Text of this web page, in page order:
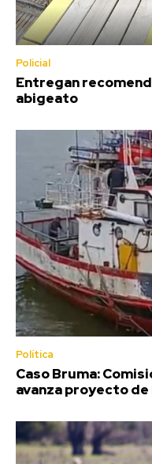
Policial
Entregan
abigeato
Política
Caso Bruma:
avanza proyecto de